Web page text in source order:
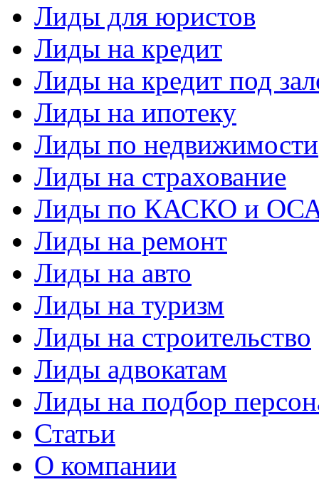
Лиды для юристов
Лиды на кредит
Лиды на кредит под
Лиды на ипотеку
Лиды по недвижимости
Лиды на страхование
Лиды по КАСКО и
Лиды на ремонт
Лиды на авто
Лиды на туризм
Лиды на строительство
Лиды адвокатам
Лиды на подбор
Статьи
О компании